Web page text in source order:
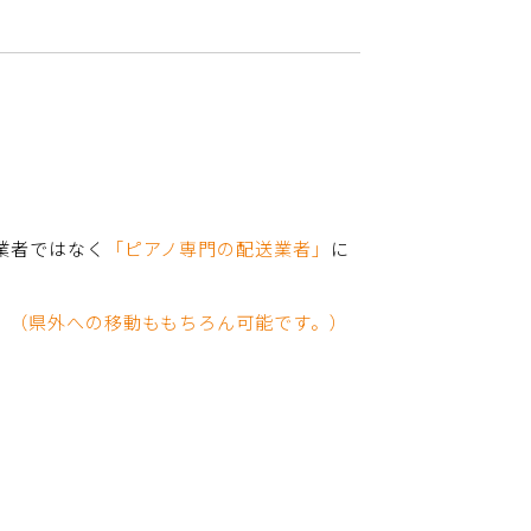
ではなく 「ピアノ専門の配送業者」
に
県外への移動ももちろん可能です。）